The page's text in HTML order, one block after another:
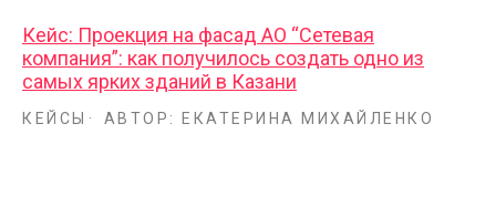
Кейс: Проекция на фасад АО “Сетевая
компания”: как получилось создать одно из
самых ярких зданий в Казани
КЕЙСЫ АВТОР: ЕКАТЕРИНА МИХАЙЛЕНКО